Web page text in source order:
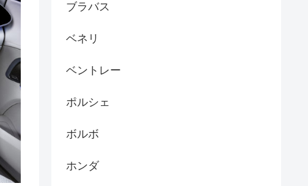
ブラバス
ベネリ
ベントレー
ポルシェ
ボルボ
ホンダ